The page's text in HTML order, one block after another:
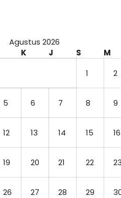
Agustus 2026
K J S
M
1
2
5 6 7 8 9
12 13 14 15 16
19 20 21 22
26 27 28 29